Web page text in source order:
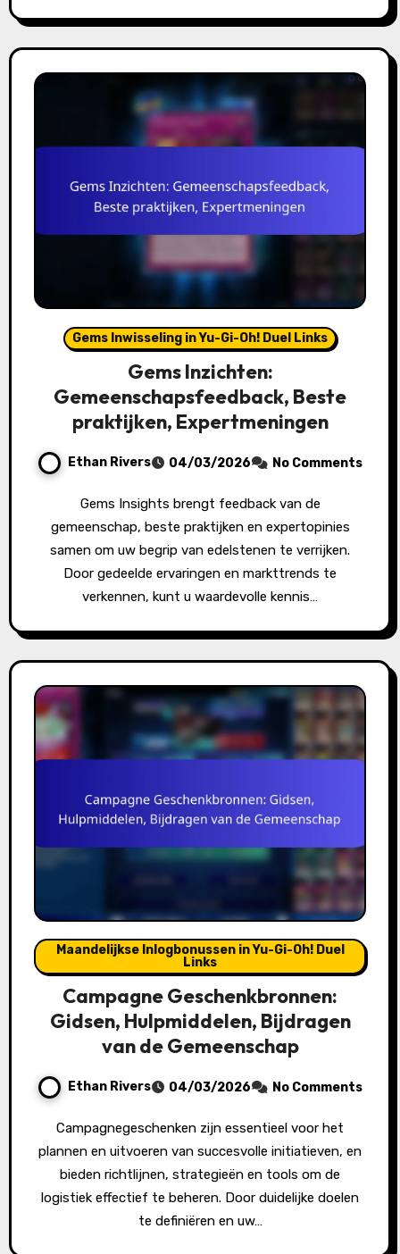
Gems Inwisseling in Yu-Gi-Oh! Duel Links
Gems Inzichten:
Gemeenschapsfeedback, Beste
praktijken, Expertmeningen
Ethan Rivers 04/03/2026 No Comments
Gems Insights brengt feedback van de
gemeenschap, beste praktijken en expertopinies
samen om uw begrip van edelstenen te verrijken.
Door gedeelde ervaringen en markttrends te
verkennen, kunt u waardevolle kennis…
Maandelijkse Inlogbonussen in Yu-Gi-Oh! Duel
Links
Campagne Geschenkbronnen:
Gidsen, Hulpmiddelen, Bijdragen
van de Gemeenschap
Ethan Rivers 04/03/2026 No Comments
Campagnegeschenken zijn essentieel voor het
plannen en uitvoeren van succesvolle initiatieven, en
bieden richtlijnen, strategieën en tools om de
logistiek effectief te beheren. Door duidelijke doelen
te definiëren en uw…